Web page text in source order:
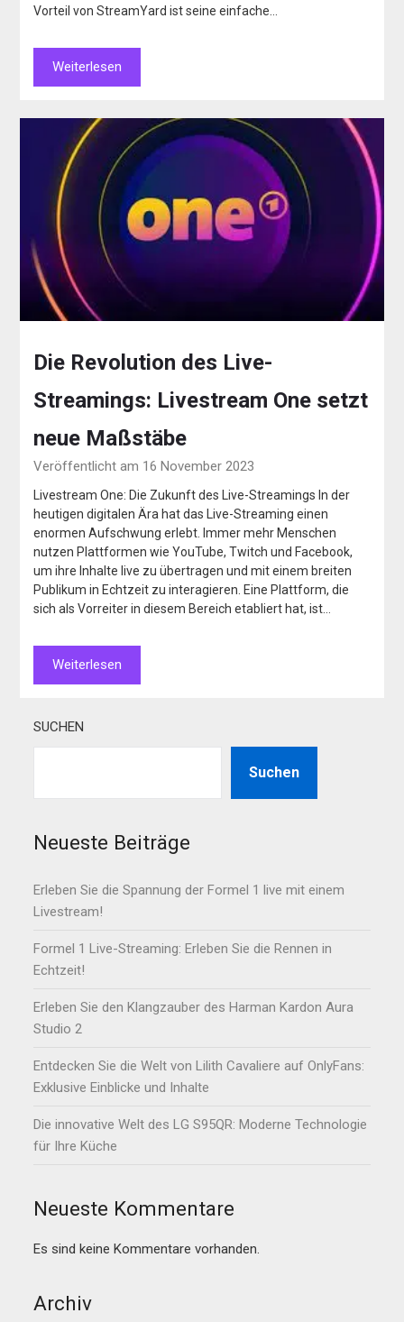
Vorteil von StreamYard ist seine einfache…
Weiterlesen
Die Revolution des Live-
Streamings: Livestream One setzt
neue Maßstäbe
Veröffentlicht am 16 November 2023
Livestream One: Die Zukunft des Live-Streamings In der
heutigen digitalen Ära hat das Live-Streaming einen
enormen Aufschwung erlebt. Immer mehr Menschen
nutzen Plattformen wie YouTube, Twitch und Facebook,
um ihre Inhalte live zu übertragen und mit einem breiten
Publikum in Echtzeit zu interagieren. Eine Plattform, die
sich als Vorreiter in diesem Bereich etabliert hat, ist…
Weiterlesen
SUCHEN
Suchen
Neueste Beiträge
Erleben Sie die Spannung der Formel 1 live mit einem
Livestream!
Formel 1 Live-Streaming: Erleben Sie die Rennen in
Echtzeit!
Erleben Sie den Klangzauber des Harman Kardon Aura
Studio 2
Entdecken Sie die Welt von Lilith Cavaliere auf OnlyFans:
Exklusive Einblicke und Inhalte
Die innovative Welt des LG S95QR: Moderne Technologie
für Ihre Küche
Neueste Kommentare
Es sind keine Kommentare vorhanden.
Archiv